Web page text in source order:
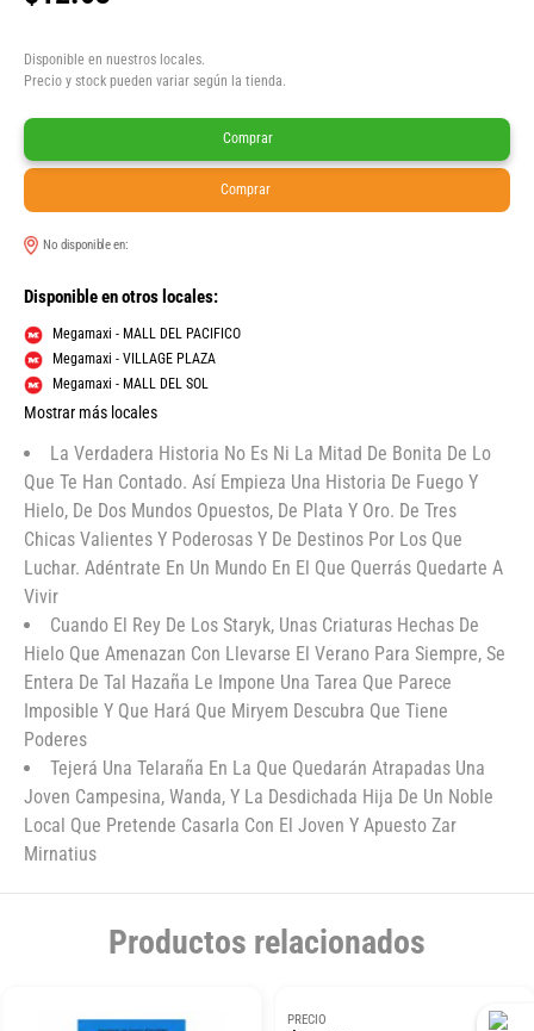
Disponible en nuestros locales.
Precio y stock pueden variar según la tienda.
Comprar
Comprar
No disponible en:
Disponible en otros locales:
Megamaxi - MALL DEL PACIFICO
Megamaxi - VILLAGE PLAZA
Megamaxi - MALL DEL SOL
Mostrar más locales
La Verdadera Historia No Es Ni La Mitad De Bonita De Lo
Que Te Han Contado. Así Empieza Una Historia De Fuego Y
Hielo, De Dos Mundos Opuestos, De Plata Y Oro. De Tres
Chicas Valientes Y Poderosas Y De Destinos Por Los Que
Luchar. Adéntrate En Un Mundo En El Que Querrás Quedarte A
Vivir
Cuando El Rey De Los Staryk, Unas Criaturas Hechas De
Hielo Que Amenazan Con Llevarse El Verano Para Siempre, Se
Entera De Tal Hazaña Le Impone Una Tarea Que Parece
Imposible Y Que Hará Que Miryem Descubra Que Tiene
Poderes
Tejerá Una Telaraña En La Que Quedarán Atrapadas Una
Joven Campesina, Wanda, Y La Desdichada Hija De Un Noble
Local Que Pretende Casarla Con El Joven Y Apuesto Zar
Mirnatius
Productos relacionados
PRECIO